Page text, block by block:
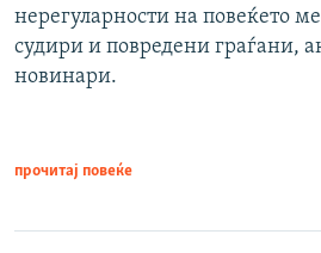
нерегуларности на повеќето
судири и повредени граѓани,
новинари.
прочитај повеќе